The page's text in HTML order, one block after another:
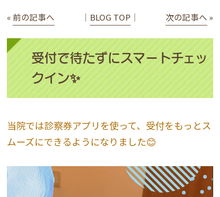
« 前の記事へ │ BLOG TOP │ 次の記事へ »
受付で待たずにスマートチェッ
クイン✨
当院では診察券アプリを使って、受付をもっとス
ムーズにできるようになりました😊
動
画